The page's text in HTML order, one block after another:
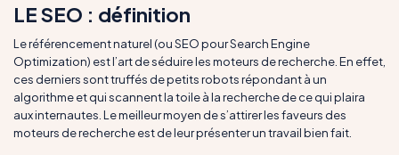
LE SEO : définition
Le référencement naturel (ou SEO pour Search Engine
Optimization) est l’art de séduire les moteurs de recherche. En effet,
ces derniers sont truffés de petits robots répondant à un
algorithme et qui scannent la toile à la recherche de ce qui plaira
aux internautes. Le meilleur moyen de s’attirer les faveurs des
moteurs de recherche est de leur présenter un travail bien fait.